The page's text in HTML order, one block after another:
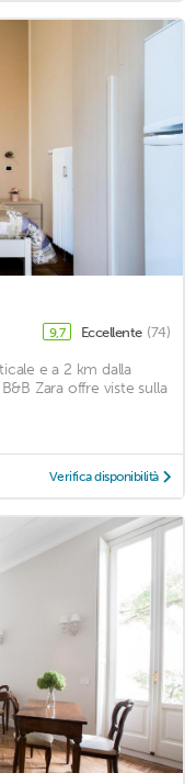
9,7 Eccellente (74)
e a 2 km dalla
Zara offre viste sulla
Verifica disponibilità